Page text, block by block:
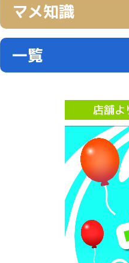
マメ知識
一覧
店舗よ